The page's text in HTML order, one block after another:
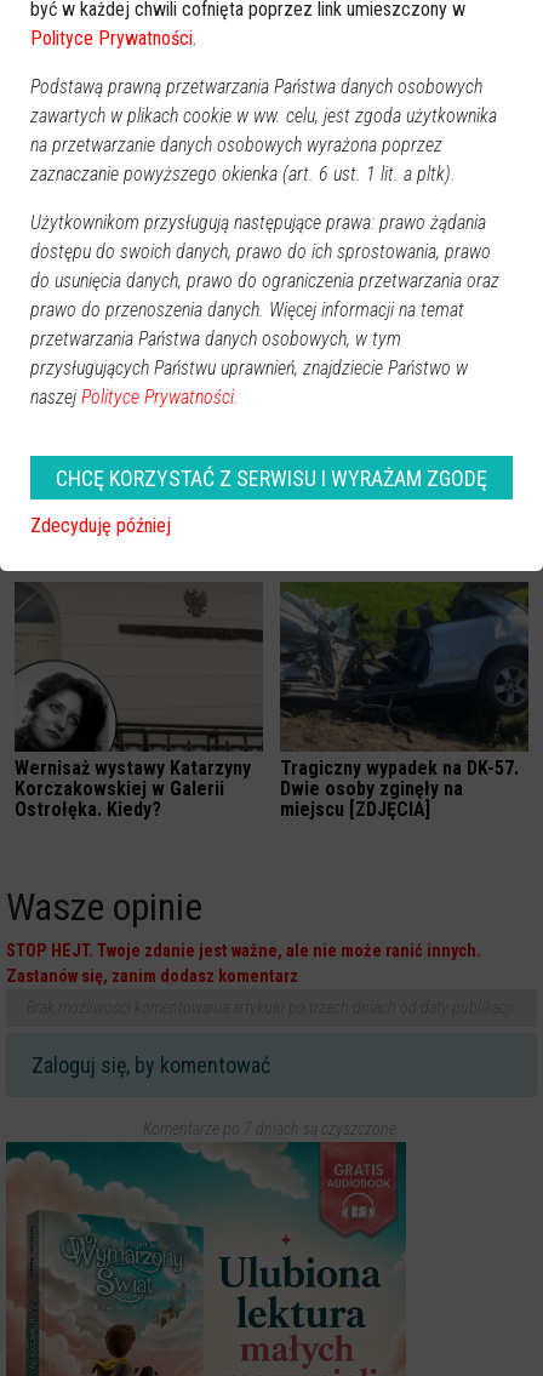
Zobacz również
Nowe fakty o dramacie na
drodze. Nie żyją 18-latek i 17-
latek [ZDJĘCIA]
17-letni rowerzysta nie miał
szans. Szokujące
Wernisaż wystawy Katarzyny
Korczakowskiej w Galerii
Ostrołęka. Kiedy?
Tragiczny wypadek na DK-57.
Dwie osoby zginęły na
miejscu [ZDJĘCIA]
Wasze opinie
STOP HEJT. Twoje zdanie jest ważne, ale nie może ranić innych.
Zastanów się, zanim dodasz komentarz
Zaloguj się, by komentować
Komentarze po 7 dniach są czyszczone.
być w każdej chwili cofnięta poprzez link umieszczony w
Polityce Prywatności.
Podstawą prawną przetwarzania Państwa danych osobowych
zawartych w plikach cookie w ww. celu, jest zgoda użytkownika
na przetwarzanie danych osobowych wyrażona poprzez
zaznaczanie powyższego okienka (art. 6 ust. 1 lit. a pltk).
Użytkownikom przysługują następujące prawa: prawo żądania
dostępu do swoich danych, prawo do ich sprostowania, prawo
do usunięcia danych, prawo do ograniczenia przetwarzania oraz
prawo do przenoszenia danych. Więcej informacji na temat
przetwarzania Państwa danych osobowych, w tym
przysługujących Państwu uprawnień, znajdziecie Państwo w
naszej Polityce Prywatności.
CHCĘ KORZYSTAĆ Z SERWISU I WYRAŻAM ZGODĘ
Zdecyduję później